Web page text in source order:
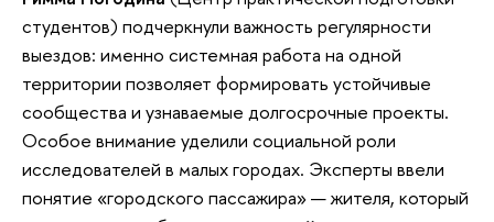
студентов) подчеркнули важность регулярности
выездов: именно системная работа на одной
территории позволяет формировать устойчивые
сообщества и узнаваемые долгосрочные проекты.
Особое внимание уделили социальной роли
исследователей в малых городах. Эксперты ввели
понятие «городского пассажира» — жителя, который